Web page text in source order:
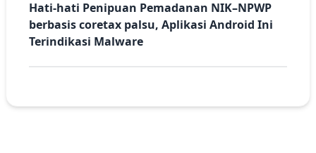
Hati-hati Penipuan Pemadanan NIK–NPWP
berbasis coretax palsu, Aplikasi Android Ini
Terindikasi Malware